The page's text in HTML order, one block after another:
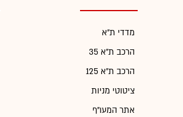
מדדי ת"א
הרכב ת"א 35
הרכב ת"א 125
ציטוטי מניות
אתר המעו"ף